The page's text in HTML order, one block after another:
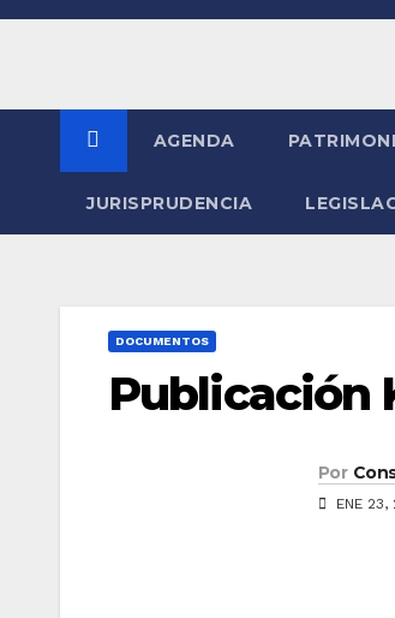
Saltar
AGENDA
JURISPRUDENCIA
DOCUMENTOS
Publicación
Por
ENE 23,